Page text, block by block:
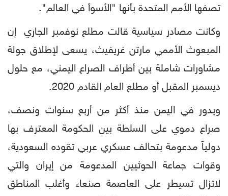
تصفها الأمم المتحدة بأنها "الأسوأ في العالم".
وكانت مصادر سياسية قالت مطلع نوفمبر الجاري إن
المبعوث الأممي مارتن غريفيث، يسعى لإطلاق جولة
مشاورات شاملة بين أطراف الصراع اليمني، مع حلول
ديسمبر المقبل أو مطلع العام القادم 2020.
ويدور في اليمن منذ أكثر من أربع سنوات ونصف،
صراع دموي على السلطة بين الحكومة المعترف بها
دولياً مدعومة بتحالف عسكري عربي تقوده السعودية،
وقوات جماعة الحوثيين المدعومة من إيران والتي
لاتزال تسيطر على العاصمة صنعاء وأغلب المناطق